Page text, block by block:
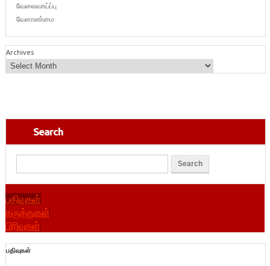
வேலைவாய்ப்பு
வேளாண்மை
Archives
Search
பதிவுகள்
கருத்துகள்
பிரிவுகள்
பதிவுகள்